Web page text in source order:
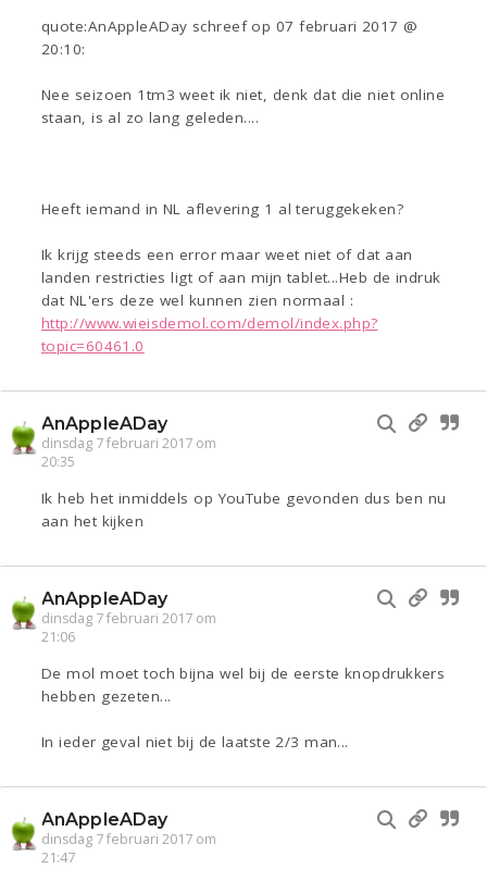
quote:AnAppleADay schreef op 07 februari 2017 @
20:10:
Nee seizoen 1tm3 weet ik niet, denk dat die niet online
staan, is al zo lang geleden....
Heeft iemand in NL aflevering 1 al teruggekeken?
Ik krijg steeds een error maar weet niet of dat aan
landen restricties ligt of aan mijn tablet...Heb de indruk
dat NL'ers deze wel kunnen zien normaal :
http://www.wieisdemol.com/demol/index.php?
topic=60461.0
AnAppleADay
dinsdag 7 februari 2017 om
20:35
Ik heb het inmiddels op YouTube gevonden dus ben nu
aan het kijken
AnAppleADay
dinsdag 7 februari 2017 om
21:06
De mol moet toch bijna wel bij de eerste knopdrukkers
hebben gezeten...
In ieder geval niet bij de laatste 2/3 man...
AnAppleADay
dinsdag 7 februari 2017 om
21:47